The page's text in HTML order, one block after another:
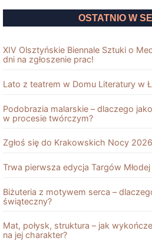
OSTATNIO W
XIV Olsztyńskie Biennale Sztuki o
dni na zgłoszenie prac!
Lato z teatrem w Domu Literatury w
Podobrazia malarskie – dlaczego
w procesie twórczym?
Zgłoś się do Krakowskich Nocy 2026
Trwa pierwsza edycja Targów
Biżuteria z motywem serca –
świąteczny?
Mat, połysk, struktura – jak
na jej charakter?